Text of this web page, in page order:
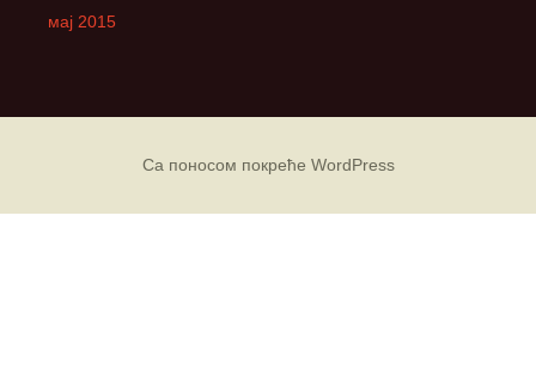
мај 2015
Са поносом покреће WordPress